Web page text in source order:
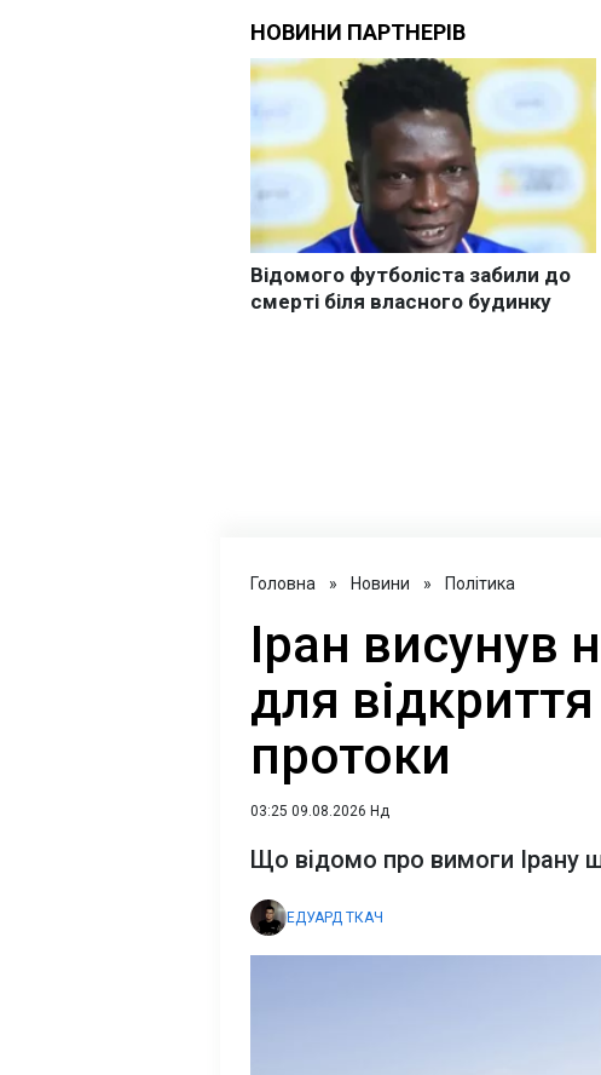
Головна » Новини » Політика
Іран висунув
для
протоки
03:25 09.08.2026 Нд
Що відомо про вимоги Ірану
ЕДУАРД ТКАЧ